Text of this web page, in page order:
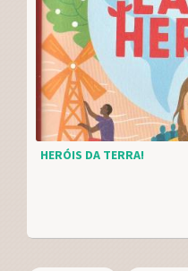
HERÓIS DA TERRA!